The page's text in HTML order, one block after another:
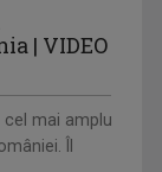
| VIDEO
cel mai amplu
Îl